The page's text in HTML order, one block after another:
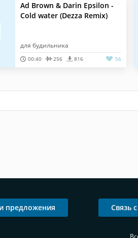
Ad Brown & Darin Epsilon -
Cold water (Dezza Remix)
для будильника
00:40 256 816 56
предложения Связь